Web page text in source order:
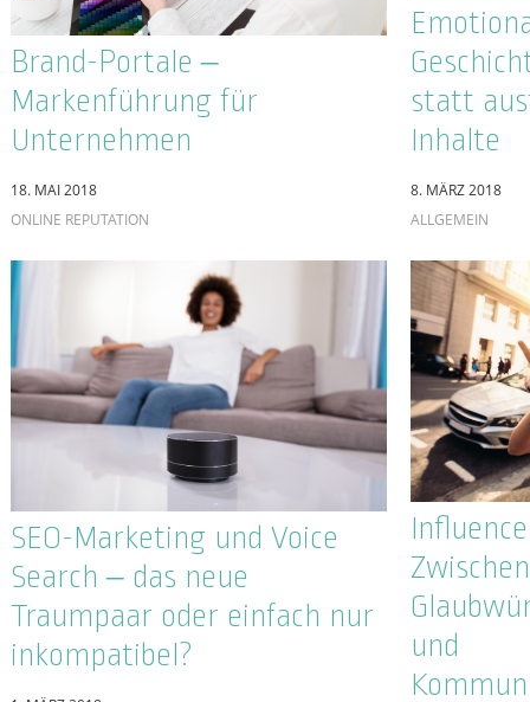
ALLGEMEIN
Was ist der Unterschied
zwischen einer PR Agentur
und einer Online PR
ONLINE REPUTATION
Videos
11. AUGUST 2017
KEYWORDS